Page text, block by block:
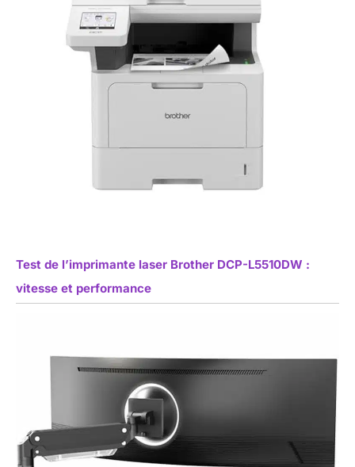
Test de l’imprimante laser Brother DCP-L5510DW :
vitesse et performance